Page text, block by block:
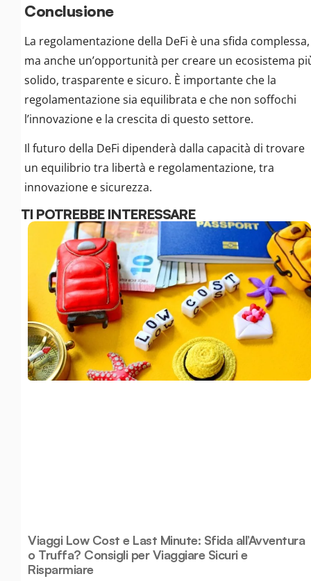
Conclusione
La regolamentazione della DeFi è una sfida complessa,
ma anche un’opportunità per creare un ecosistema
solido, trasparente e sicuro. È importante che la
regolamentazione sia equilibrata e che non soffochi
l’innovazione e la crescita di questo settore.
Il futuro della DeFi dipenderà dalla capacità di trovare
un equilibrio tra libertà e regolamentazione, tra
innovazione e sicurezza.
TI POTREBBE INTERESSARE
Viaggi Low Cost e Last Minute: Sfida all’Avventura
o Truffa? Consigli per Viaggiare Sicuri e
Risparmiare